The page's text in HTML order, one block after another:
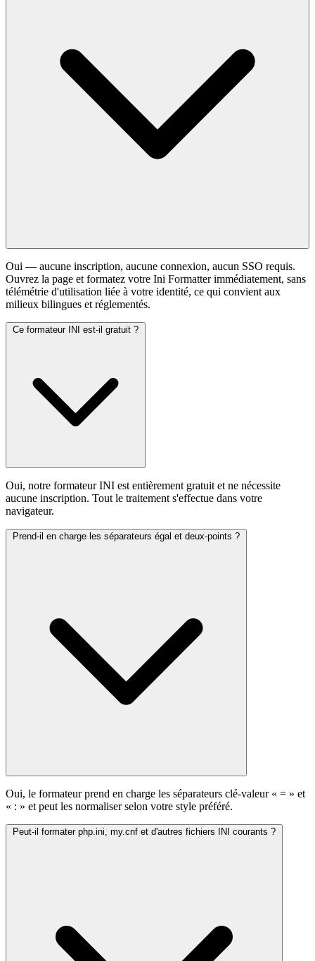
Oui — aucune inscription, aucune connexion, aucun SSO requis.
Ouvrez la page et formatez votre Ini Formatter immédiatement, sans
télémétrie d'utilisation liée à votre identité, ce qui convient aux
milieux bilingues et réglementés.
Ce formateur INI est-il gratuit ?
Oui, notre formateur INI est entièrement gratuit et ne nécessite
aucune inscription. Tout le traitement s'effectue dans votre
navigateur.
Prend-il en charge les séparateurs égal et deux-points ?
Oui, le formateur prend en charge les séparateurs clé-valeur « = » et
« : » et peut les normaliser selon votre style préféré.
Peut-il formater php.ini, my.cnf et d'autres fichiers INI courants ?